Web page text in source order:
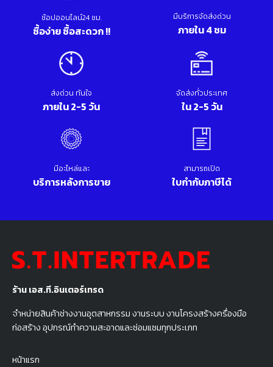
ร้าน เอส.ที.อินเตอร์เทรด
จำหน่ายสินค้าช่างงานอุตสาหกรรม งานระบบ งานโครงสร้างครื่องมือ
ก่อสร้าง อุปกรณ์ทำความสะอาดและซ่อมแซมทุกประเภท
หน้าแรก
ช้อปออนไลน์24 ชม.
ซื้อง่าย ซื้อสะดวก !!
มีบริการจัดส่งด่วน
ภายใน 4 ชม
ส่งด่วน ทันใจ
ภายใน 2-5 วัน
จัดส่งทั่วประเทศ
ใน 2-5 วัน
มีอะไหล่และ
บริการหลังการขาย
สามารถเปิด
ใบกำกับภาษีได้